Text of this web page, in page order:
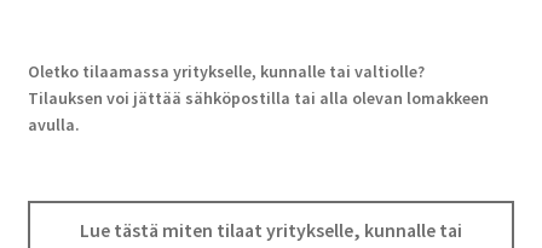
Oletko tilaamassa yritykselle, kunnalle tai valtiolle?
Tilauksen voi jättää sähköpostilla tai alla olevan lomakkeen
avulla.
Lue tästä miten tilaat yritykselle, kunnalle tai